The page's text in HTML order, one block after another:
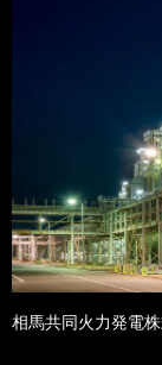
相馬共同火力発電